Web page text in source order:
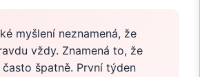
myšlení neznamená, že
vždy. Znamená to, že
špatně. První týden